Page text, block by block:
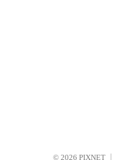
© 2026 PIXNET